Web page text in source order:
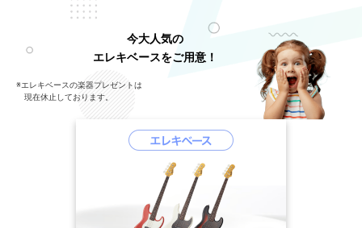
今大人気の
エレキベースをご用意！
※エレキベースの楽器プレゼントは
現在休止しております。